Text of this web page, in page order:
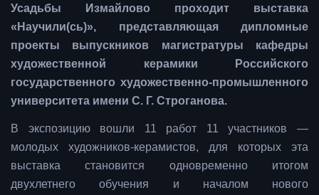
Усадьбы Измайлово проходит выставка
«Научили(сь)», представляющая дипломные
проекты выпускников магистратуры кафедры
художественной керамики Российского
государственного художественно-промышленного
университета имени С. Г. Строганова.
В экспозицию вошли 11 работ 11 участников —
молодых художников-керамистов, для которых эта
выставка становится одновременно итогом
двухлетнего обучения и началом нового